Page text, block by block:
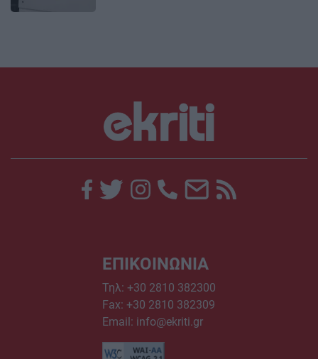
ΕΠΙΚΟΙΝΩΝΙΑ
Τηλ: +30 2810 382300
Fax: +30 2810 382309
Email: info@ekriti.gr